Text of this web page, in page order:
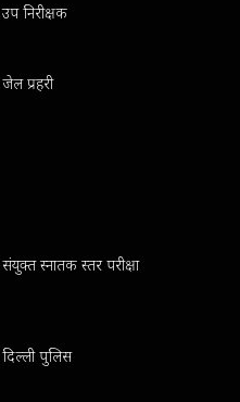
उप निरीक्षक
जेल प्रहरी
संयुक्त स्नातक स्तर परीक्षा
दिल्ली पुलिस